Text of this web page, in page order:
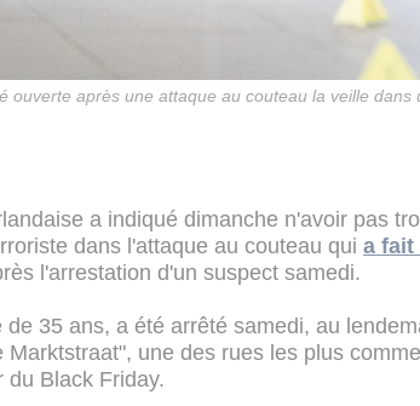
ouverte après une attaque au couteau la veille
a indiqué dimanche n'avoir pas
dans l'attaque au couteau qui a fait
l'arrestation d'un suspect samedi.
de 35 ans, a été arrêté samedi, au
Marktstraat", une des rues les plus
du Black Friday.